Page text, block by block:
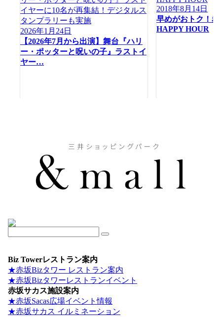
2026年1月24日
【2026年7月から出演】舞台『ハリ
ー・ポッターと呪いの子』ラストイ
ヤー…
2018年8月14日
早めがおトク！
HAPPY HOUR
Biz Towerレストラン案内
★赤坂Bizタワー レストラン案内
★赤坂Bizタワーレストランイベント
赤坂サカス施設案内
★赤坂Sacas広場イベント情報
★赤坂サカス イルミネーション